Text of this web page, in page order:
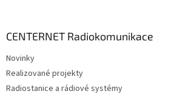
CENTERNET Radiokomunikace
Novinky
Realizované projekty
Radiostanice a rádiové systémy